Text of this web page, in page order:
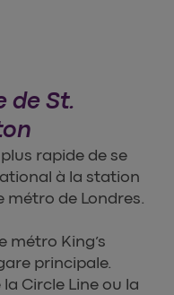
de St.
rapide de se
à la station
métro de Londres.
métro King’s
principale.
Circle Line ou la